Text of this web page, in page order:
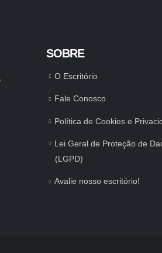
SOBRE
O Escritório
Fale Conosco
Política de Cookies e
Lei Geral de Proteção de
(LGPD)
Avalie nosso escritório!